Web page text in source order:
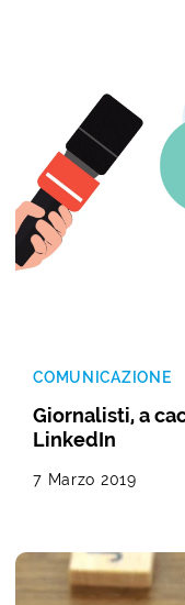
COMUNICAZIONE
Giornalisti, a
LinkedIn
7 Marzo 2019